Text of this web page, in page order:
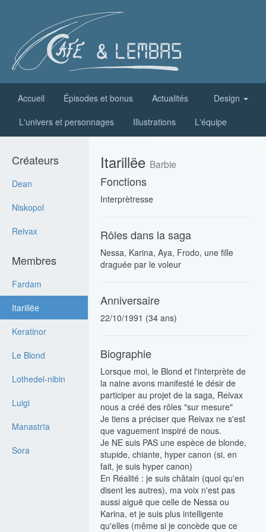
Design
Accueil Épisodes et bonus
Actualités
L'univers et personnages
Illustrations L'équipe
Créateurs
Dean
Niskopol
Reivax
Membres
Fardam
Itarillëe
Keratinor
Le Blond
Lothedel-nibin
Luigi
Manastrïa
Sora
Itarillëe Barbie
Fonctions
Interprètresse
Rôles dans la saga
Nessa, Karina, Aya, Frodo, une fille
draguée par le voleur
Anniversaire
22/10/1991 (34 ans)
Biographie
Lorsque moi, le Blond et l'interprète de
la naine avons manifesté le désir de
participer au projet de la saga, Reivax
nous a créé des rôles "sur mesure"
Je tiens a préciser que Reivax ne s'est
que vaguement inspiré de nous.
Je NE suis PAS une espèce de blonde,
stupide, chiante, hyper canon (si, en
fait, je suis hyper canon)
En Réalité : je suis châtain (quoi qu'en
disent les autres), ma voix n'est pas
aussi aiguë que celle de Nessa ou
Karina, et je suis plus intelligente
qu'elles (même si je concède que ce